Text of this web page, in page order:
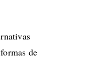
de